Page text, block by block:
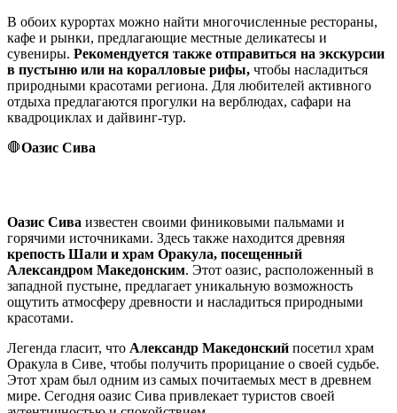
В обоих курортах можно найти многочисленные рестораны,
кафе и рынки, предлагающие местные деликатесы и
сувениры. Рекомендуется также отправиться на экскурсии
в пустыню или на коралловые рифы, чтобы насладиться
природными красотами региона. Для любителей активного
отдыха предлагаются прогулки на верблюдах, сафари на
квадроциклах и дайвинг-тур.
🛑Оазис Сива
Оазис Сива известен своими финиковыми пальмами и
горячими источниками. Здесь также находится древняя
крепость Шали и храм Оракула, посещенный
Александром Македонским. Этот оазис, расположенный в
западной пустыне, предлагает уникальную возможность
ощутить атмосферу древности и насладиться природными
красотами.
Легенда гласит, что Александр Македонский посетил храм
Оракула в Сиве, чтобы получить прорицание о своей судьбе.
Этот храм был одним из самых почитаемых мест в древнем
мире. Сегодня оазис Сива привлекает туристов своей